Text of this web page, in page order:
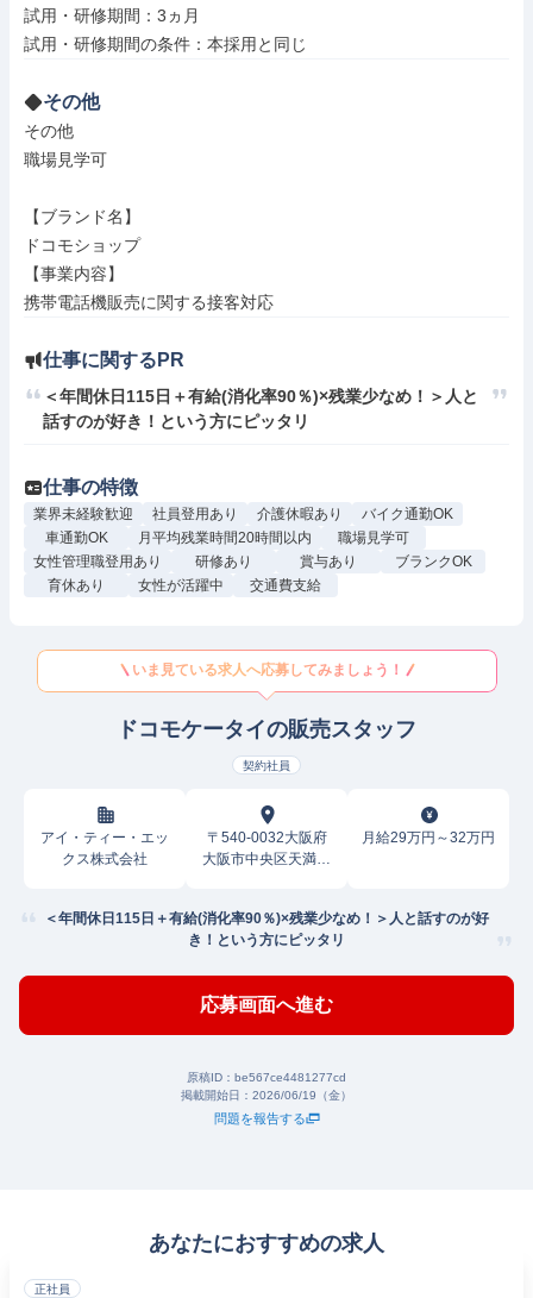
試用・研修期間：3ヵ月
その他
その他
職場見学可
【ブランド名】
ドコモショップ
【事業内容】
携帯電話機販売に関する接客対応
仕事に関するPR
＜年間休日115日＋有給(消化率90％)×残業少なめ！＞人と
話すのが好き！という方にピッタリ
仕事の特徴
業界未経験歓迎 社員登用あり 介護休暇あり
バイク通勤OK
車通勤OK
月平均残業時間20時間以内
職場見学可
女性管理職登用あり
研修あり 賞与あり
ブランクOK
育休あり
女性が活躍中 交通費支給
いま見ている求人へ応募してみましょう！
ドコモケータイの販売スタッフ
契約社員
アイ・ティー・エッ
クス株式会社
〒540-0032大阪府
大阪市中央区天満橋
月給29万円～32万円
＜年間休日115日＋有給(消化率90％)×残業少なめ！＞人と話すのが好
き！という方にピッタリ
応募画面へ進む
原稿ID： be567ce4481277cd
掲載開始日： 2026/06/19（金）
問題を報告する
あなたにおすすめの求人
正社員